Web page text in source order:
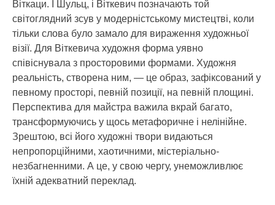
Віткаци. І Шульц, і Віткевич позначають той
світоглядний зсув у модерністському мистецтві, коли
тільки слова було замало для вираження художньої
візії. Для Віткевича художня форма уявно
співіснувала з просторовими формами. Художня
реальність, створена ним, — це образ, зафіксований у
певному просторі, певній позиції, на певній площині.
Перспектива для майстра важила вкрай багато,
трансформуючись у щось метафоричне і нелінійне.
Зрештою, всі його художні твори видаються
непропорційними, хаотичними, містеріально-
незбагненними. А це, у свою чергу, унеможливлює
їхній адекватний переклад.